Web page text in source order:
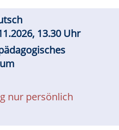
13.30 Uhr
nur persönlich